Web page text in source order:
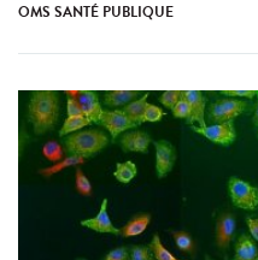
OMS SANTÉ PUBLIQUE